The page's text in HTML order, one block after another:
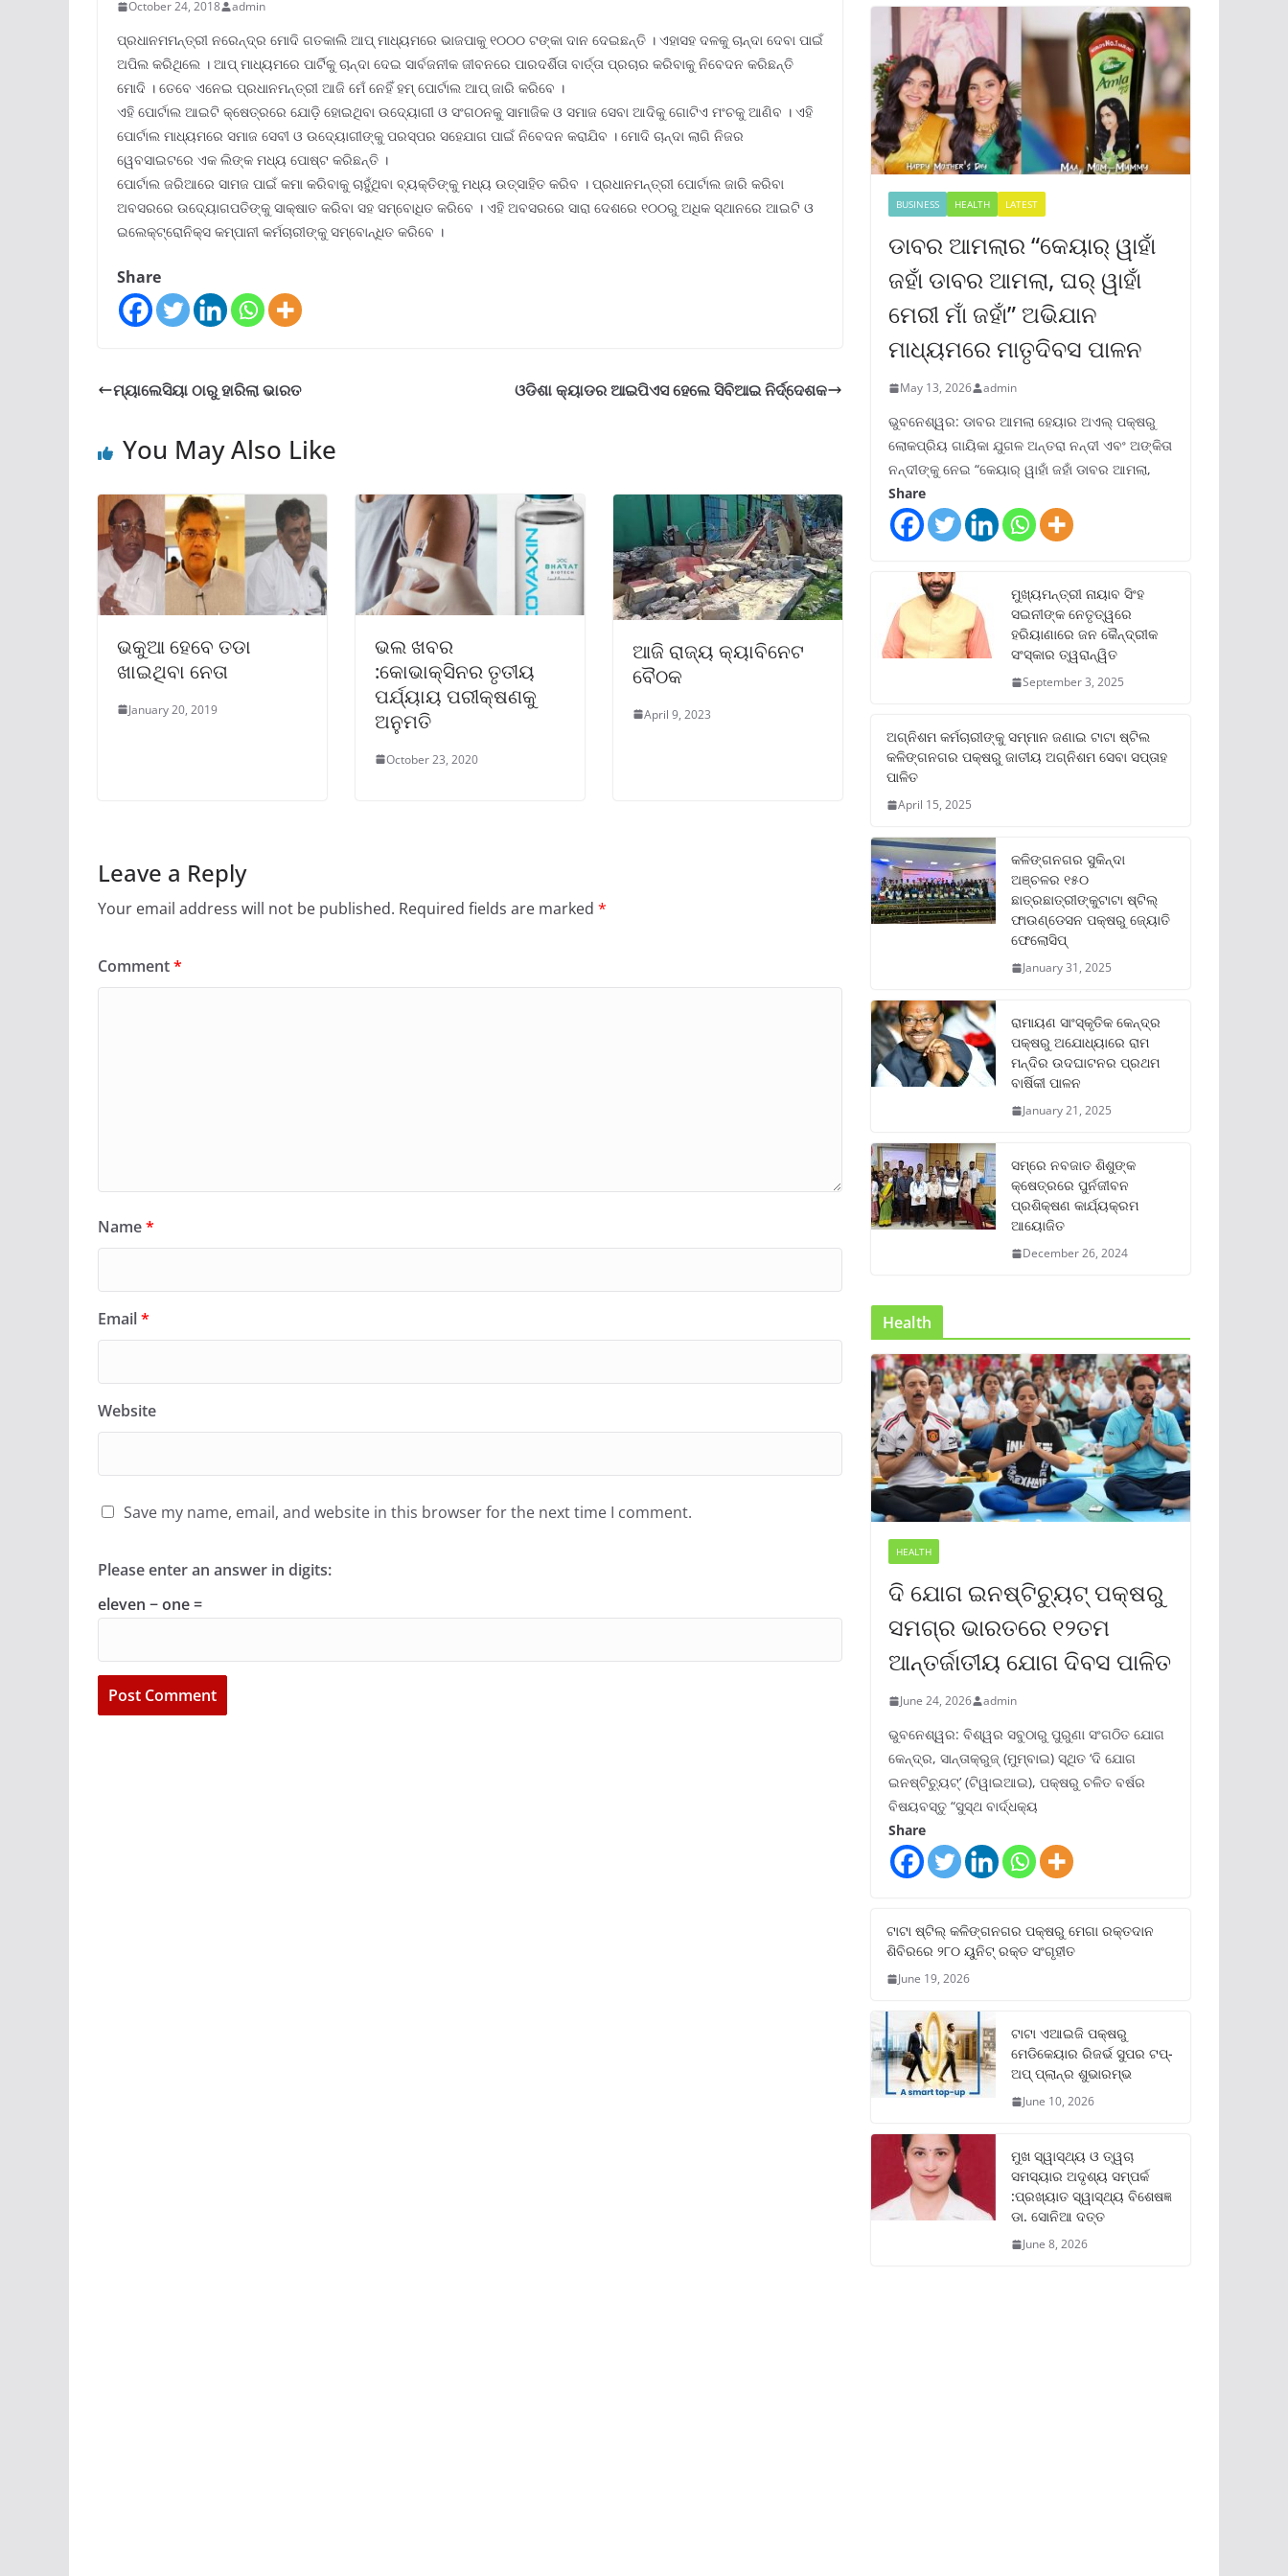
October 24, 2018 admin
ପ୍ରଧାନମମନ୍ତ୍ରୀ ନରେନ୍ଦ୍ର ମୋଦି ଗତକାଲି ଆପ୍ ମାଧ୍ୟମରେ ଭାଜପାକୁ ୧୦୦୦ ଟଙ୍କା ଦାନ ଦେଇଛନ୍ତି । ଏହାସହ ଦଳକୁ ଚାନ୍ଦା ଦେବା ପାଇଁ
ଅପିଲ କରିଥିଲେ । ଆପ୍ ମାଧ୍ୟମରେ ପାର୍ଟିକୁ ଚାନ୍ଦା ଦେଇ ସାର୍ବଜନୀକ ଜୀବନରେ ପାରଦର୍ଶିତା ବାର୍ତ୍ତା ପ୍ରଚାର କରିବାକୁ ନିବେଦନ କରିଛନ୍ତି
ମୋଦି । ତେବେ ଏନେଇ ପ୍ରଧାନମନ୍ତ୍ରୀ ଆଜି ମେଁ ନେହିଁ ହମ୍ ପୋର୍ଟାଲ ଆପ୍ ଜାରି କରିବେ ।
ଏହି ପୋର୍ଟାଲ ଆଇଟି କ୍ଷେତ୍ରରେ ଯୋଡ଼ି ହୋଇଥିବା ଉଦ୍ୟୋଗୀ ଓ ସଂଗଠନକୁ ସାମାଜିକ ଓ ସମାଜ ସେବା ଆଦିକୁ ଗୋଟିଏ ମଂଚକୁ ଆଣିବ । ଏହି
ପୋର୍ଟାଲ ମାଧ୍ୟମରେ ସମାଜ ସେବୀ ଓ ଉଦ୍ୟୋଗୀଙ୍କୁ ପରସ୍ପର ସହେଯାଗ ପାଇଁ ନିବେଦନ କରାଯିବ । ମୋଦି ଚାନ୍ଦା ଲାଗି ନିଜର
ୱେବସାଇଟରେ ଏକ ଲିଙ୍କ ମଧ୍ୟ ପୋଷ୍ଟ କରିଛନ୍ତି ।
ପୋର୍ଟାଲ ଜରିଆରେ ସାମଜ ପାଇଁ କମା କରିବାକୁ ଚାହୁଁଥିବା ବ୍ୟକ୍ତିଙ୍କୁ ମଧ୍ୟ ଉତ୍ସାହିତ କରିବ । ପ୍ରଧାନମନ୍ତ୍ରୀ ପୋର୍ଟାଲ ଜାରି କରିବା
ଅବସରରେ ଉଦ୍ୟୋଗପତିଙ୍କୁ ସାକ୍ଷାତ କରିବା ସହ ସମ୍ବୋଧିତ କରିବେ । ଏହି ଅବସରରେ ସାରା ଦେଶରେ ୧୦୦ରୁ ଅଧିକ ସ୍ଥାନରେ ଆଇଟି ଓ
ଇଲେକ୍ଟ୍ରୋନିକ୍ସ କମ୍ପାନୀ କର୍ମଚାରୀଙ୍କୁ ସମ୍ବୋନ୍ଧିତ କରିବେ ।
Share
ମ୍ୟାଲେସିୟା ଠାରୁ ହାରିଲା ଭାରତ ଓଡିଶା କ୍ୟାଡର ଆଇପିଏସ ହେଲେ ସିବିଆଇ ନିର୍ଦ୍ଦେଶକ
You May Also Like
ଭକୁଆ ହେବେ ତଡା
ଖାଇଥିବା ନେତା
January 20, 2019
ଭଲ ଖବର
:କୋଭାକ୍ସିନର ତୃତୀୟ
ପର୍ଯ୍ୟାୟ ପରୀକ୍ଷଣକୁ
ଅନୁମତି
October 23, 2020
ଆଜି ରାଜ୍ୟ କ୍ୟାବିନେଟ
ବୈଠକ
April 9, 2023
Leave a Reply
Your email address will not be published. Required fields are marked *
Comment*
Name*
Email*
Website
Save my name, email, and website in this browser for the next time I comment.
Please enter an answer in digits:
eleven − one =
BUSINESS HEALTH LATEST
ଡାବର ଆମଲାର “କେୟାର୍ ୱାହାଁ
ଜହାଁ ଡାବର ଆମଲା, ଘର୍ ୱାହାଁ
ମେରୀ ମାଁ ଜହାଁ” ଅଭିଯାନ
ମାଧ୍ୟମରେ ମାତୃଦିବସ ପାଳନ
May 13, 2026 admin
ଭୁବନେଶ୍ୱର: ଡାବର ଆମଲା ହେୟାର ଅଏଲ୍ ପକ୍ଷରୁ
ଲୋକପ୍ରିୟ ଗାୟିକା ଯୁଗଳ ଅନ୍ତରା ନନ୍ଦୀ ଏବଂ ଅଙ୍କିତା
ନନ୍ଦୀଙ୍କୁ ନେଇ “କେୟାର୍ ୱାହାଁ ଜହାଁ ଡାବର ଆମଲା,
Share
ମୁଖ୍ୟମନ୍ତ୍ରୀ ନାୟାବ ସିଂହ
ସଇନୀଙ୍କ ନେତୃତ୍ୱରେ
ହରିୟାଣାରେ ଜନ କୈନ୍ଦ୍ରୀକ
ସଂସ୍କାର ତ୍ୱରାନ୍ୱିତ
September 3, 2025
ଅଗ୍ନିଶମ କର୍ମଚାରୀଙ୍କୁ ସମ୍ମାନ ଜଣାଇ ଟାଟା ଷ୍ଟିଲ
କଳିଙ୍ଗନଗର ପକ୍ଷରୁ ଜାତୀୟ ଅଗ୍ନିଶମ ସେବା ସପ୍ତାହ
ପାଳିତ
April 15, 2025
କଳିଙ୍ଗନଗର ସୁକିନ୍ଦା
ଅଞ୍ଚଳର ୧୫୦
ଛାତ୍ରଛାତ୍ରୀଙ୍କୁଟାଟା ଷ୍ଟିଲ୍
ଫାଉଣ୍ଡେସନ ପକ୍ଷରୁ ଜ୍ୟୋତି
ଫେଲୋସିପ୍‌
January 31, 2025
ରାମାୟଣ ସାଂସ୍କୃତିକ କେନ୍ଦ୍ର
ପକ୍ଷରୁ ଅଯୋଧ୍ୟାରେ ରାମ
ମନ୍ଦିର ଉଦଘାଟନର ପ୍ରଥମ
ବାର୍ଷିକୀ ପାଳନ
January 21, 2025
ସମ୍‌ରେ ନବଜାତ ଶିଶୁଙ୍କ
କ୍ଷେତ୍ରରେ ପୁର୍ନଜୀବନ
ପ୍ରଶିକ୍ଷଣ କାର୍ଯ୍ୟକ୍ରମ
ଆୟୋଜିତ
December 26, 2024
Health
HEALTH
ଦି ଯୋଗ ଇନଷ୍ଟିଚ୍ୟୁଟ୍ ପକ୍ଷରୁ
ସମଗ୍ର ଭାରତରେ ୧୨ତମ
ଆନ୍ତର୍ଜାତୀୟ ଯୋଗ ଦିବସ ପାଳିତ
June 24, 2026 admin
ଭୁବନେଶ୍ୱର: ବିଶ୍ୱର ସବୁଠାରୁ ପୁରୁଣା ସଂଗଠିତ ଯୋଗ
କେନ୍ଦ୍ର, ସାନ୍ତାକ୍ରୁଜ୍ (ମୁମ୍ବାଇ) ସ୍ଥିତ ‘ଦି ଯୋଗ
ଇନଷ୍ଟିଚ୍ୟୁଟ୍‌’ (ଟିୱାଇଆଇ), ପକ୍ଷରୁ ଚଳିତ ବର୍ଷର
ବିଷୟବସ୍ତୁ “ସୁସ୍ଥ ବାର୍ଦ୍ଧକ୍ୟ
Share
ଟାଟା ଷ୍ଟିଲ୍‌ କଳିଙ୍ଗନଗର ପକ୍ଷରୁ ମେଗା ରକ୍ତଦାନ
ଶିବିରରେ ୨୮୦ ୟୁନିଟ୍‌ ରକ୍ତ ସଂଗୃହୀତ
June 19, 2026
ଟାଟା ଏଆଇଜି ପକ୍ଷରୁ
ମେଡିକେୟାର ରିଜର୍ଭ ସୁପର ଟପ୍‌-
ଅପ୍ ପ୍ଲାନ୍‌ର ଶୁଭାରମ୍ଭ
June 10, 2026
ମୁଖ ସ୍ୱାସ୍ଥ୍ୟ ଓ ତ୍ୱଚା
ସମସ୍ୟାର ଅଦୃଶ୍ୟ ସମ୍ପର୍କ
:ପ୍ରଖ୍ୟାତ ସ୍ୱାସ୍ଥ୍ୟ ବିଶେଷଜ୍ଞ
ଡା. ସୋନିଆ ଦତ୍ତ
June 8, 2026